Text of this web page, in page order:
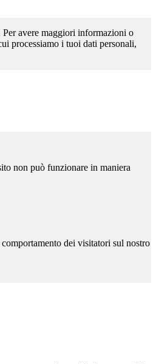
Per avere maggiori informazioni o
processiamo i tuoi dati personali,
non può funzionare in maniera
dei visitatori sul nostro